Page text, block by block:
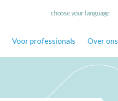
Voor professionals Over ons
choose your language